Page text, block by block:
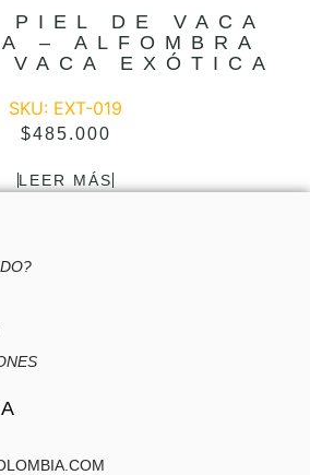
PIEL DE VACA
– ALFOMBRA
EXÓTICA
SKU: EXT-019
$485.000
LEER MÁS